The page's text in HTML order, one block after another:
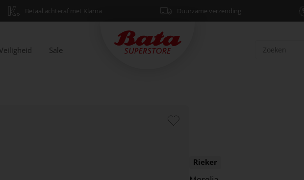
Betaal achteraf met Klarna Duurzame verzending
Sale
Rieker